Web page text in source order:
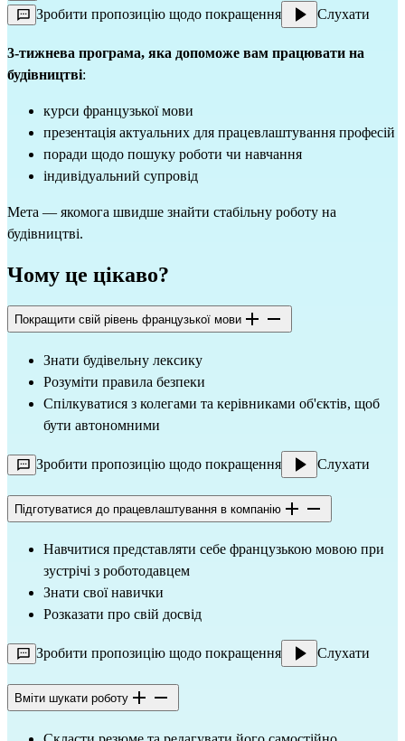
Зробити пропозицію щодо покращення Слухати
3-тижнева програма, яка допоможе вам працювати на
будівництві:
курси французької мови
презентація актуальних для працевлаштування професій
поради щодо пошуку роботи чи навчання
індивідуальний супровід
Мета — якомога швидше знайти стабільну роботу на
будівництві.
Чому це цікаво?
Покращити свій рівень французької мови
Знати будівельну лексику
Розуміти правила безпеки
Спілкуватися з колегами та керівниками об'єктів, щоб
бути автономними
Зробити пропозицію щодо покращення Слухати
Підготуватися до працевлаштування в компанію
Навчитися представляти себе французькою мовою при
зустрічі з роботодавцем
Знати свої навички
Розказати про свій досвід
Зробити пропозицію щодо покращення Слухати
Вміти шукати роботу